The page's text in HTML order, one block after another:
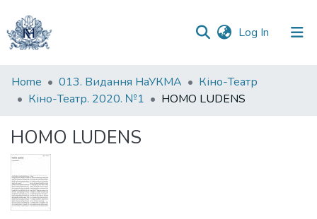
Log In (current)
Communities
&
All of DSpace
Statistics
Home 013. Видання НаУКМА
Кіно-Театр
Кіно-Театр. 2020. №1
HOMO LUDENS
HOMO LUDENS